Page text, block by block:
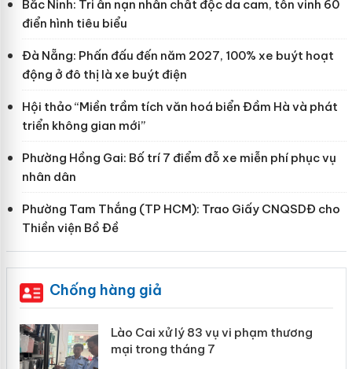
Bắc Ninh: Tri ân nạn nhân chất độc da cam, tôn vinh 60
điển hình tiêu biểu
Đà Nẵng: Phấn đấu đến năm 2027, 100% xe buýt hoạt
động ở đô thị là xe buýt điện
Hội thảo “Miền trầm tích văn hoá biển Đầm Hà và phát
triển không gian mới”
Phường Hồng Gai: Bố trí 7 điểm đỗ xe miễn phí phục vụ
nhân dân
Phường Tam Thắng (TP HCM): Trao Giấy CNQSDĐ cho
Thiền viện Bồ Đề
Chống hàng giả
Lào Cai xử lý 83 vụ vi phạm thương
mại trong tháng 7